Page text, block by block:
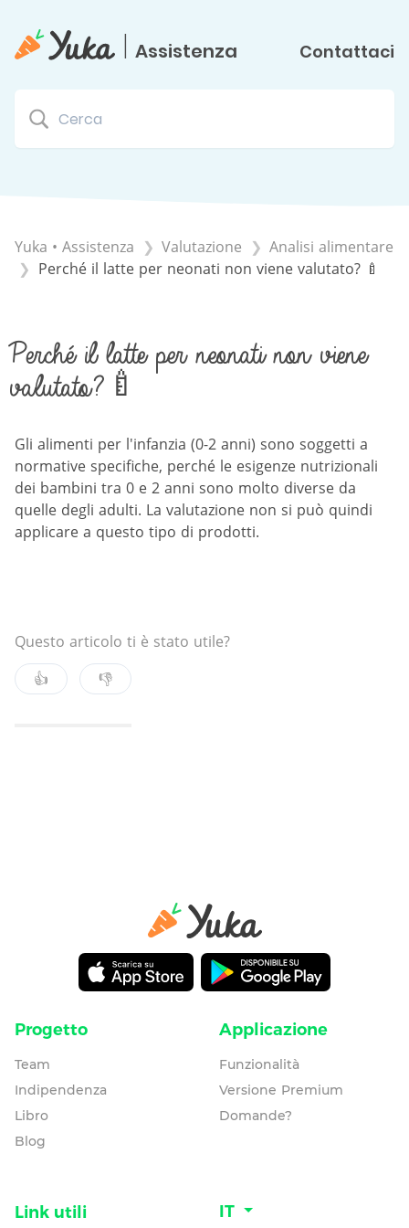
| Assistenza Contattaci
Yuka • Assistenza ​Valutazione
​Analisi alimentare
Perché il latte per neonati non viene valutato? 🍼
Perché il latte per neonati non viene
valutato? 🍼
Gli alimenti per l'infanzia (0-2 anni) sono soggetti a
normative specifiche, perché le esigenze nutrizionali
dei bambini tra 0 e 2 anni sono molto diverse da
quelle degli adulti. La valutazione non si può quindi
applicare a questo tipo di prodotti.
Questo articolo ti è stato utile?
👍
👎
Progetto
Team
Indipendenza
Libro
Blog
Applicazione
Funzionalità
Versione Premium
Domande?
Link utili IT